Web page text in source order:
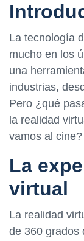
La tecnología
mucho en los
una
industrias,
Pero ¿qué
la realidad
vamos al cine?
La
virtual
La realidad
de 360 grados